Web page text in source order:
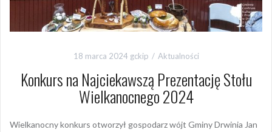
18 marca 2024 gckip Aktualności
Konkurs na Najciekawszą Prezentację Stołu
Wielkanocnego 2024
Wielkanocny konkurs otworzył gospodarz wójt Gminy Drwinia Jan